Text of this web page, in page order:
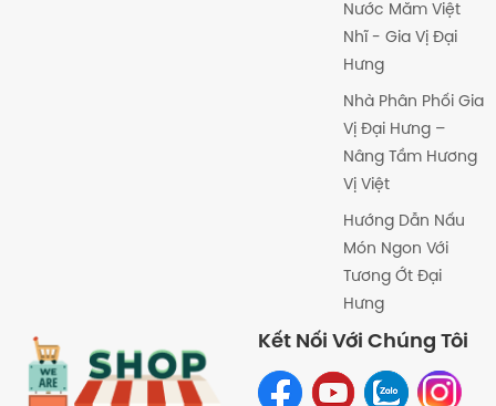
Nước Măm Việt
Nhĩ - Gia Vị Đại
Hưng
Nhà Phân Phối Gia
Vị Đại Hưng –
Nâng Tầm Hương
Vị Việt
Hướng Dẫn Nấu
Món Ngon Với
Tương Ớt Đại
Hưng
Kết Nối Với Chúng Tôi